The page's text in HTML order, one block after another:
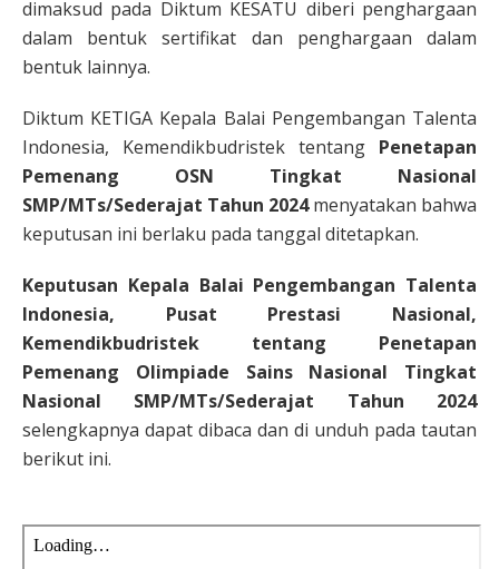
dimaksud pada Diktum KESATU diberi penghargaan
dalam bentuk sertifikat dan penghargaan dalam
bentuk lainnya.
Diktum KETIGA Kepala Balai Pengembangan Talenta
Indonesia, Kemendikbudristek tentang Penetapan
Pemenang OSN Tingkat Nasional
SMP/MTs/Sederajat Tahun 2024menyatakan bahwa
keputusan ini berlaku pada tanggal ditetapkan.
Keputusan Kepala Balai Pengembangan Talenta
Indonesia, Pusat Prestasi Nasional,
Kemendikbudristek tentang Penetapan
Pemenang Olimpiade Sains Nasional Tingkat
Nasional SMP/MTs/Sederajat Tahun 2024
selengkapnya dapat dibaca dan di unduh pada tautan
berikut ini.